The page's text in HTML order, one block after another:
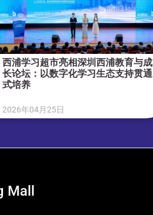
西浦学习超市亮相深圳西浦教育与成
长论坛：以数字化学习生态支持贯通
式培养
2026年04月25日